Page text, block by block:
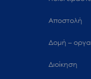
Αποστολή
Δομή –
Διοίκηση